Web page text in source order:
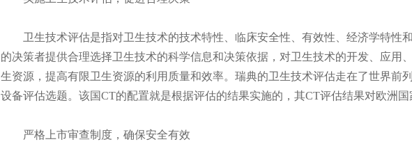
卫生技术评估是指对卫生技术的技术特性、临床安全性、有效性、经济学特性
的决策者提供合理选择卫生技术的科学信息和决策依据，对卫生技术的开发、应用
生资源，提高有限卫生资源的利用质量和效率。瑞典的卫生技术评估走在了世界前
设备评估选题。该国CT的配置就是根据评估的结果实施的，其CT评估结果对欧洲
严格上市审查制度，确保安全有效